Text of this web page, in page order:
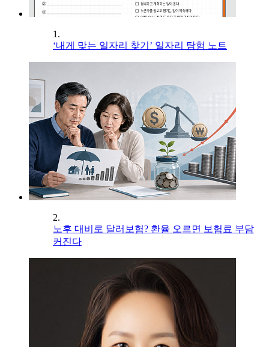
1.
‘내게 맞는 일자리 찾기’ 일자리 탐험 노트
2.
노후 대비로 달러보험? 환율 오르면 보험료 부담
커진다